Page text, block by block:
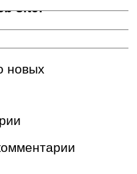
site:
новых